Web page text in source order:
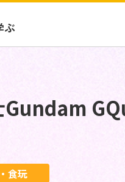
ぶ
食玩